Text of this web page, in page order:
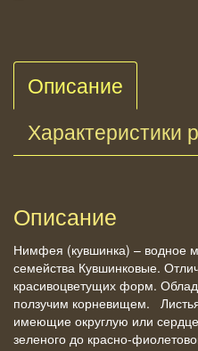
Описание
Характеристики
Описание
Нимфея (кувшинка) – водное
семейства Кувшинковые.
красивоцветущих форм.
ползучим корневищем.
имеющие округлую или
зеленого до красно-